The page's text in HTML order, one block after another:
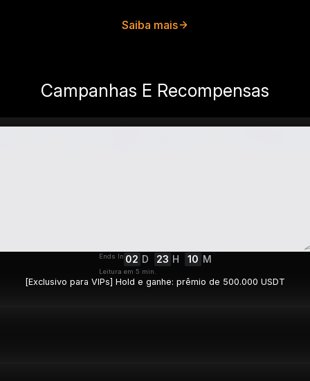
Saiba mais
Campanhas E Recompensas
Ends In 02 D 23 H 10 M
Leitura em 5 min.
[Exclusivo para VIPs] Hold e ganhe: prêmio de 500.000 USDT